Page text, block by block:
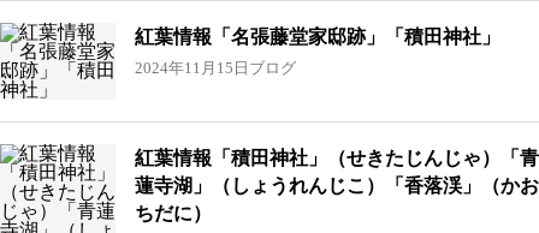
紅葉情報「名張藤堂家邸跡」「積田神社」
2024年11月15日 ブログ
紅葉情報「積田神社」（せきたじんじゃ）「青
蓮寺湖」（しょうれんじこ）「香落渓」（かお
ちだに）